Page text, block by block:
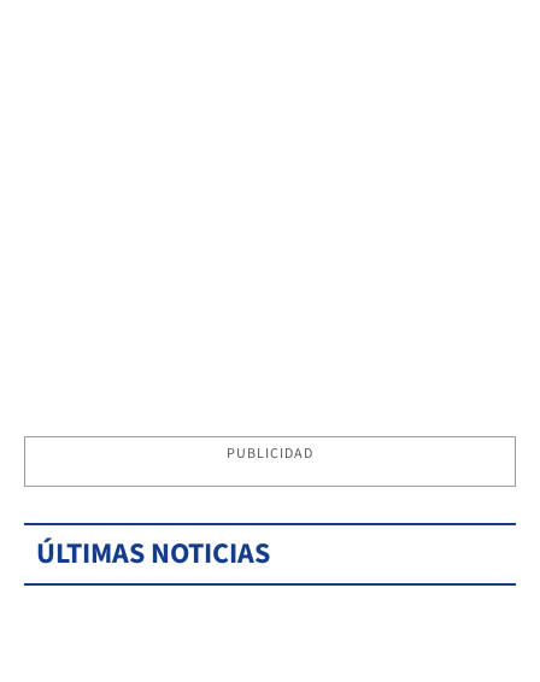
PUBLICIDAD
ÚLTIMAS NOTICIAS